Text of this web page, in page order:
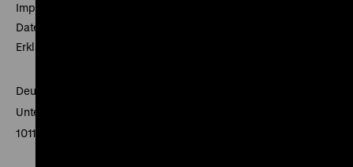
Impressum
Datenschutz
Erklärung digitale Barrierefreiheit
Deutsches Historisches Museum
Unter den Linden 2
10117 Berlin